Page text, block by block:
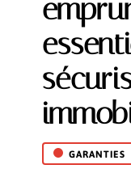
GARANTIES